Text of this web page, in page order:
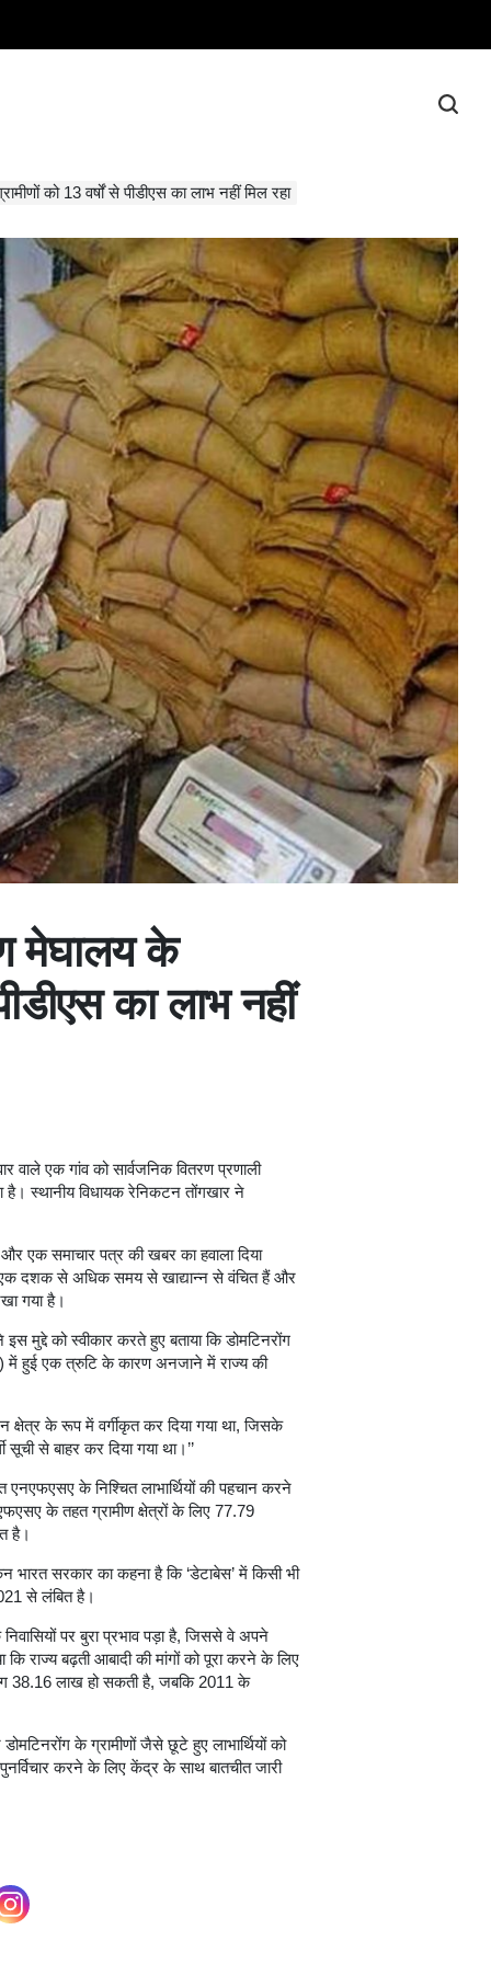
को 13 वर्षों से पीडीएस का लाभ नहीं मिल रहा
मेघालय के
का लाभ नहीं
एक गांव को सार्वजनिक वितरण प्रणाली
है। स्थानीय विधायक रेनिकटन तोंगखार ने
और एक समाचार पत्र की खबर का हवाला दिया
एक दशक से अधिक समय से खाद्यान्न से वंचित हैं और
गया है।
मुद्दे को स्वीकार करते हुए बताया कि डोमटिनरोंग
में हुई एक त्रुटि के कारण अनजाने में राज्य की
क्षेत्र के रूप में वर्गीकृत कर दिया गया था, जिसके
सूची से बाहर कर दिया गया था।’’
के निश्चित लाभार्थियों की पहचान करने
के तहत ग्रामीण क्षेत्रों के लिए 77.79
है।
सरकार का कहना है कि ‘डेटाबेस’ में किसी भी
से लंबित है।
पर बुरा प्रभाव पड़ा है, जिससे वे अपने
राज्य बढ़ती आबादी की मांगों को पूरा करने के लिए
38.16 लाख हो सकती है, जबकि 2011 के
के ग्रामीणों जैसे छूटे हुए लाभार्थियों को
करने के लिए केंद्र के साथ बातचीत जारी